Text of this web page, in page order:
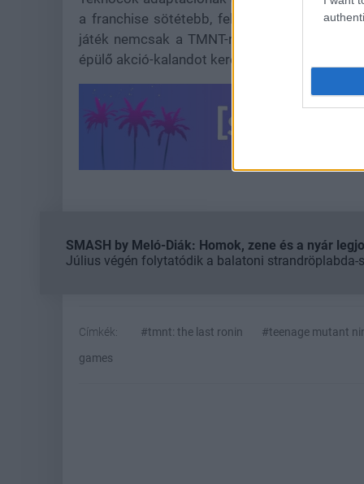
a franchise sötétebb, felnőttebb oldalára.
játék nemcsak a TMNT-rajongóknak lehet
épülő akció-kalandot keresnek.
SMASH by Meló-Diák: Homok, zene és a nyár
Július végén folytatódik a balatoni strandröplabda-
Címkék: #tmnt: the last ronin #teenage mutant
games